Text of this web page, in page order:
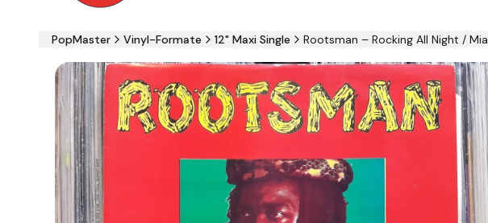
PopMaster Vinyl-Formate 12" Maxi Single Rootsman ‎– Rocking All Night /